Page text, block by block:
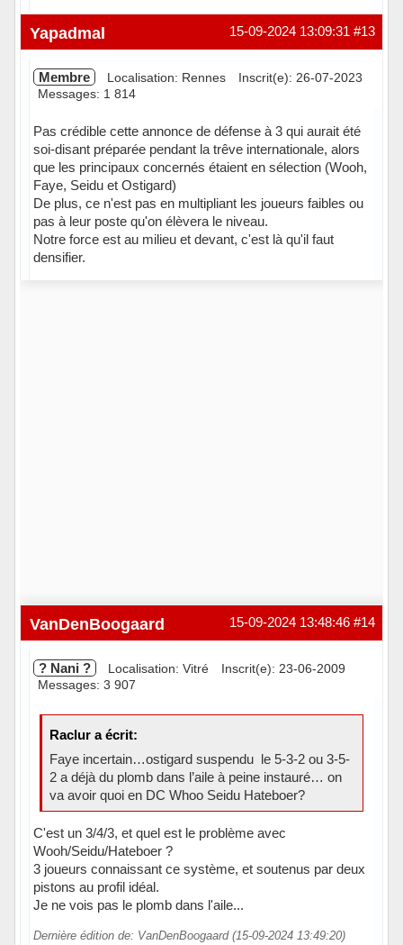
Hors ligne #13
15-09-2024 13:09:31
Yapadmal
Membre Localisation: Rennes
Inscrit(e): 26-07-2023
Messages: 1 814
Pas crédible cette annonce de défense à 3 qui aurait été
soi-disant préparée pendant la trêve internationale, alors
que les principaux concernés étaient en sélection (Wooh,
Faye, Seidu et Ostigard)
De plus, ce n'est pas en multipliant les joueurs faibles ou
pas à leur poste qu'on élèvera le niveau.
Notre force est au milieu et devant, c'est là qu'il faut
densifier.
#14
15-09-2024 13:48:46
VanDenBoogaard
? Nani ? Localisation: Vitré
Inscrit(e): 23-06-2009
Messages: 3 907
Raclur a écrit:
Faye incertain…ostigard suspendu le 5-3-2 ou 3-5-
2 a déjà du plomb dans l’aile à peine instauré… on
va avoir quoi en DC Whoo Seidu Hateboer?
C'est un 3/4/3, et quel est le problème avec
Wooh/Seidu/Hateboer ?
3 joueurs connaissant ce système, et soutenus par deux
pistons au profil idéal.
Je ne vois pas le plomb dans l'aile...
Dernière édition de: VanDenBoogaard (15-09-2024 13:49:20)